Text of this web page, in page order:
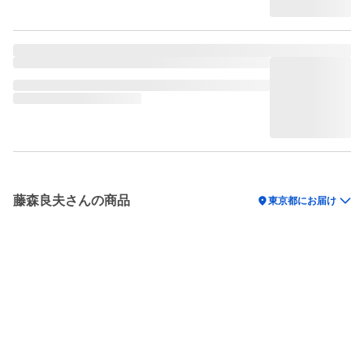
藤森良夫さんの商品 location_on東京都にお届け